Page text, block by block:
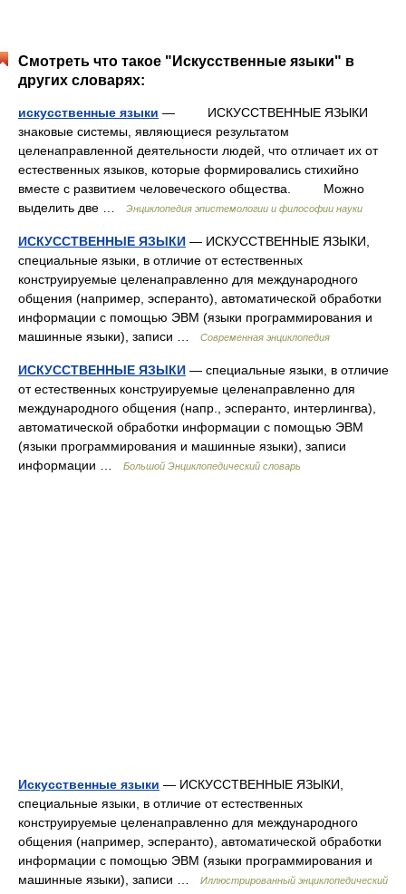
Смотреть что такое "Искусственные языки" в
других словарях:
искусственные языки — ИСКУССТВЕННЫЕ ЯЗЫКИ
знаковые системы, являющиеся результатом
целенаправленной деятельности людей, что отличает их от
естественных языков, которые формировались стихийно
вместе с развитием человеческого общества. Можно
выделить две …
Энциклопедия эпистемологии и философии науки
ИСКУССТВЕННЫЕ ЯЗЫКИ — ИСКУССТВЕННЫЕ ЯЗЫКИ,
специальные языки, в отличие от естественных
конструируемые целенаправленно для международного
общения (например, эсперанто), автоматической обработки
информации с помощью ЭВМ (языки программирования и
машинные языки), записи …
Современная энциклопедия
ИСКУССТВЕННЫЕ ЯЗЫКИ — специальные языки, в отличие
от естественных конструируемые целенаправленно для
международного общения (напр., эсперанто, интерлингва),
автоматической обработки информации с помощью ЭВМ
(языки программирования и машинные языки), записи
информации …
Большой Энциклопедический словарь
Искусственные языки — ИСКУССТВЕННЫЕ ЯЗЫКИ,
специальные языки, в отличие от естественных
конструируемые целенаправленно для международного
общения (например, эсперанто), автоматической обработки
информации с помощью ЭВМ (языки программирования и
машинные языки), записи …
Иллюстрированный энциклопедический